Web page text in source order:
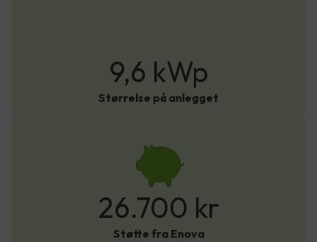
9,6 kWp
Størrelse på anlegget
26.700 kr
Støtte fra Enova